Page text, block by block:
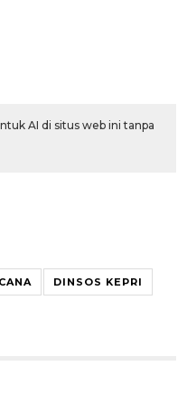
AI di situs web ini tanpa
DINSOS KEPRI